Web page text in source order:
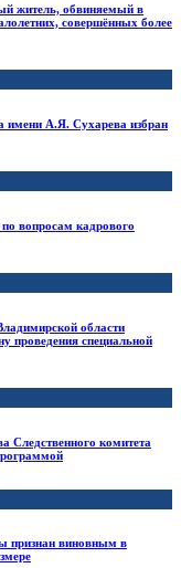
житель, обвиняемый в
совершённых более
имени А.Я. Сухарева избран
вопросам кадрового
области
проведения специальной
Следственного комитета
признан виновным в